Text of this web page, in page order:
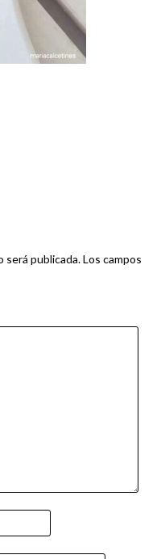
será publicada.Los campos